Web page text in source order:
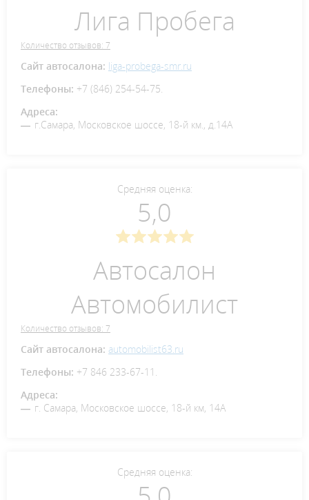
Лига Пробега
Количество отзывов: 7
Сайт автосалона: liga-probega-smr.ru
Телефоны: +7 (846) 254-54-75.
Адреса:
г.Самара, Московское шоссе, 18-й км., д.14А
Средняя оценка:
5,0
Автосалон
Автомобилист
Количество отзывов: 7
Сайт автосалона: automobilist63.ru
Телефоны: +7 846 233-67-11.
Адреса:
г. Самара, Московское шоссе, 18-й км, 14А
Средняя оценка: